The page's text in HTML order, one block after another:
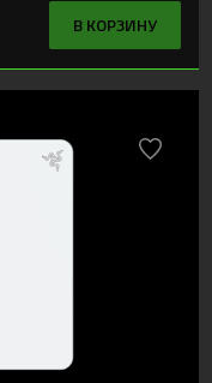
В КОРЗИНУ